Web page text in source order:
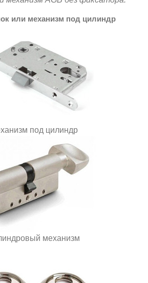
или механизм под цилиндр
под цилиндр
механизм